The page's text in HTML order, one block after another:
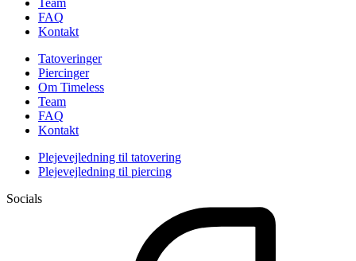
FAQ
Kontakt
Tatoveringer
Piercinger
Om Timeless
Team
FAQ
Kontakt
Plejevejledning til tatovering
Plejevejledning til piercing
Socials